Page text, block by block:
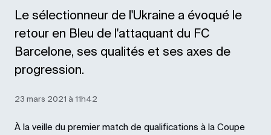
Le sélectionneur de l'Ukraine a évoqué le
retour en Bleu de l'attaquant du FC
Barcelone, ses qualités et ses axes de
progression.
23 mars 2021 à 11h42
À la veille du premier match de qualifications à la Coupe